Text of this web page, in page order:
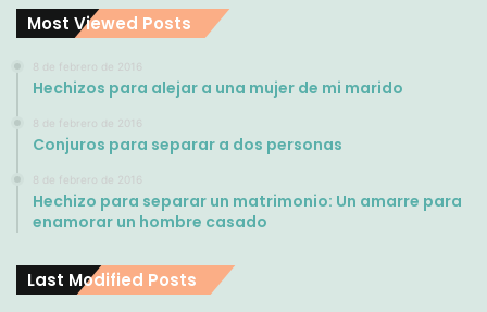
Most Viewed Posts
8 de febrero de 2016
Hechizos para alejar a una mujer de mi marido
8 de febrero de 2016
Conjuros para separar a dos personas
8 de febrero de 2016
Hechizo para separar un matrimonio: Un amarre para
enamorar un hombre casado
Last Modified Posts